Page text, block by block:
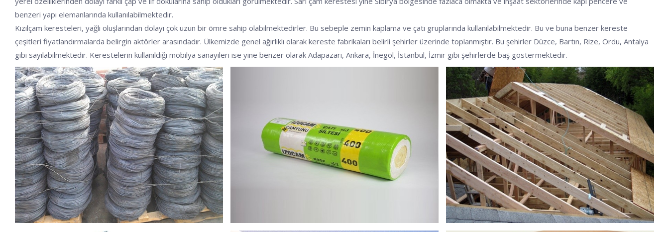
benzeri yapı elemanlarında kullanılabilmektedir.
Kızılçam keresteleri, yağlı oluşlarından dolayı çok uzun bir ömre sahip olabilmektedirler. Bu sebeple zemin kaplama ve çatı gruplarında kullanılabilmektedir. Bu ve buna benzer kereste
çeşitleri fiyatlandırmalarda belirgin aktörler arasındadır. Ülkemizde genel ağırlıklı olarak kereste fabrikaları belirli şehirler üzerinde toplanmıştır. Bu şehirler Düzce, Bartın, Rize, Ordu, Antalya
gibi sayılabilmektedir. Kerestelerin kullanıldığı mobilya sanayileri ise yine benzer olarak Adapazarı, Ankara, İnegöl, İstanbul, İzmir gibi şehirlerde baş göstermektedir.